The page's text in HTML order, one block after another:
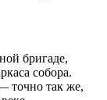
бригаде,
собора.
точно так же,